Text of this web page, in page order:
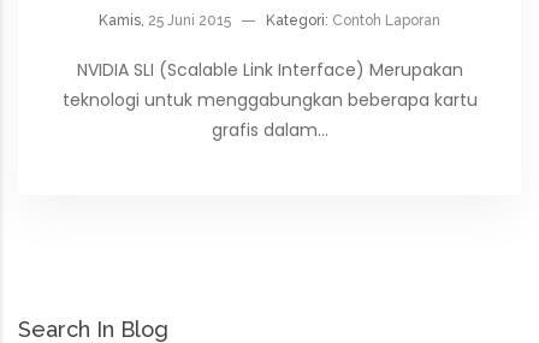
Kamis, 25 Juni 2015 Kategori: Contoh Laporan
NVIDIA SLI (Scalable Link Interface) Merupakan
teknologi untuk menggabungkan beberapa kartu
grafis dalam…
Search In Blog